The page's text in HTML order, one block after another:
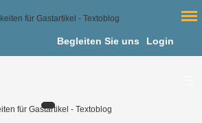
Begleiten Sie uns Login